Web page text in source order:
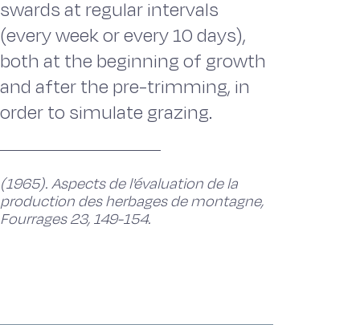
swards at regular intervals
(every week or every 10 days),
both at the beginning of growth
and after the pre-trimming, in
order to simulate grazing.
(1965). Aspects de l'évaluation de la
production des herbages de montagne,
Fourrages 23, 149-154.